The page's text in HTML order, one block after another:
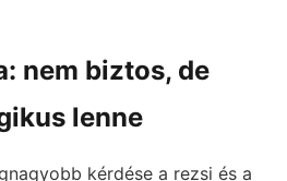
nem biztos, de
lenne
kérdése a rezsi és a